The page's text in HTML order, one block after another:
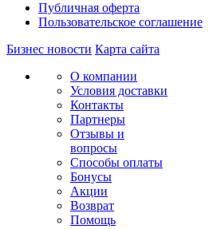
Публичная оферта
Пользовательское соглашение
Бизнес новости Карта сайта
О компании
Условия доставки
Контакты
Партнеры
Отзывы и
вопросы
Способы оплаты
Бонусы
Акции
Возврат
Помощь